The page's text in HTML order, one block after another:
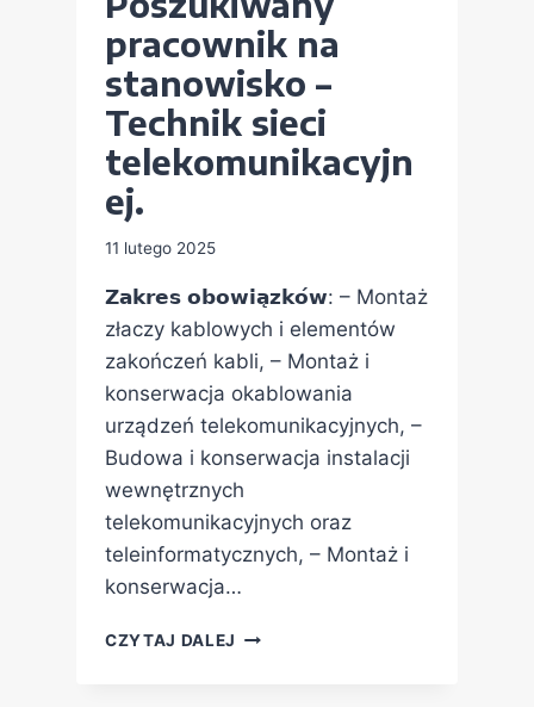
pracownik na
stanowisko –
Technik sieci
telekomunikacyjn
ej.
11 lutego 2025
𝗭𝗮𝗸𝗿𝗲𝘀 𝗼𝗯𝗼𝘄𝗶𝗮̨𝘇𝗸𝗼́𝘄: – Montaż
złaczy kablowych i elementów
zakończeń kabli, – Montaż i
konserwacja okablowania
urządzeń telekomunikacyjnych, –
Budowa i konserwacja instalacji
wewnętrznych
telekomunikacyjnych oraz
teleinformatycznych, – Montaż i
konserwacja…
CZYTAJ DALEJ